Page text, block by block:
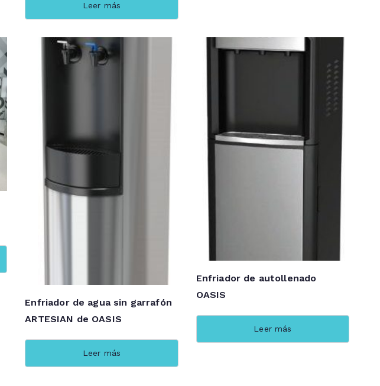
Leer más
Enfriador de agua sin garrafón
ARTESIAN de OASIS
Leer más
Enfriador de autollenado
OASIS
Leer más